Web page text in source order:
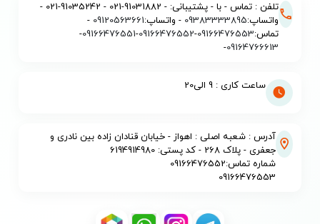
تلفن : تماس - با - پشتیبانی: - 91031882-021 - 91035242-021 -
واتساپ:09383333895 - واتساپ:09120563661
-
تماس:09166476553
-
09166476552
-
09166476551
-
09164766613
-
ساعت کاری : 9 الی20
آدرس : شعبه اصلی : اهواز - خیابان قنادان زاده بین نادری و
جعفری - پلاک 268 - کد پستی: 6194914980
شماره تماس:09166476552
09166476553